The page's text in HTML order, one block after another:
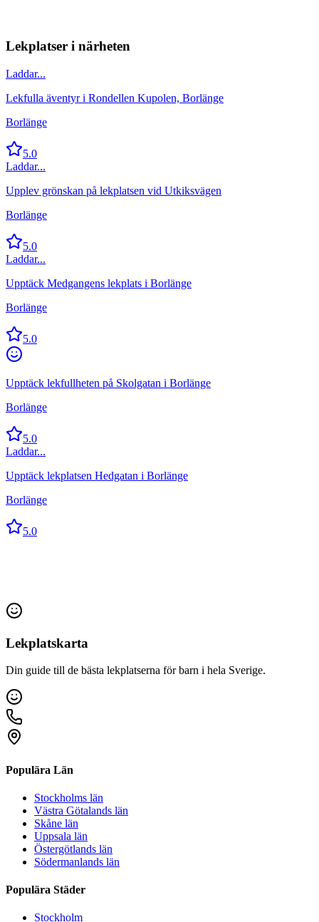
Lekplatser i närheten
Laddar...
Lekfulla äventyr i Rondellen Kupolen, Borlänge
Borlänge
5.0
Laddar...
Upplev grönskan på lekplatsen vid Utkiksvägen
Borlänge
5.0
Laddar...
Upptäck Medgangens lekplats i Borlänge
Borlänge
5.0
Upptäck lekfullheten på Skolgatan i Borlänge
Borlänge
5.0
Laddar...
Upptäck lekplatsen Hedgatan i Borlänge
Borlänge
5.0
Lekplatskarta
Din guide till de bästa lekplatserna för barn i hela Sverige.
Populära Län
Stockholms län
Västra Götalands län
Skåne län
Uppsala län
Östergötlands län
Södermanlands län
Populära Städer
Stockholm